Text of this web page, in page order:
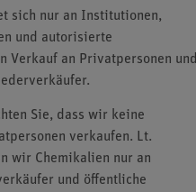
sich nur an Institutionen,
und autorisierte
Verkauf an Privatpersonen und
Sie, dass wir keine
verkaufen. Lt.
wir Chemikalien nur an
und öffentliche